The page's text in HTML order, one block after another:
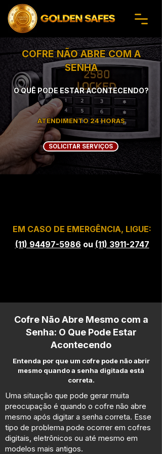
Uma situação que pode gerar muita
preocupação é quando o cofre não abre
mesmo após digitar a senha correta. Esse
tipo de problema pode ocorrer em cofres
digitais, eletrônicos ou até mesmo em
modelos mais antigos.
COFRE NÃO ABRE COM A
SENHA
ATENDIMENTO 24 HORAS
SOLICITAR SERVIÇOS
O QUÊ PODE ESTAR ACONTECENDO?
Cofre Não Abre Mesmo com a
Senha: O Que Pode Estar
Acontecendo
EM CASO DE EMERGÊNCIA, LIGUE:
(11) 94497-5986 ou (11) 3911-2747
Entenda por que um cofre pode não abrir
mesmo quando a senha digitada está
correta.